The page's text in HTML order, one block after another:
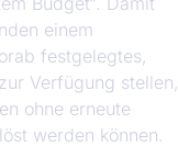
einem
festgelegtes,
Verfügung stellen,
ohne erneute
werden können.